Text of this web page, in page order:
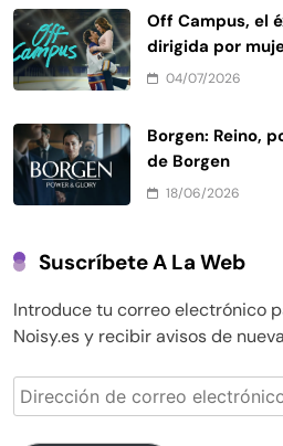
Off Campus, el
dirigida por
04/07/2026
Borgen: Reino,
de Borgen
18/06/2026
Suscríbete A La Web
Introduce tu correo electrónico
Noisy.es y recibir avisos de
Dirección
de
correo